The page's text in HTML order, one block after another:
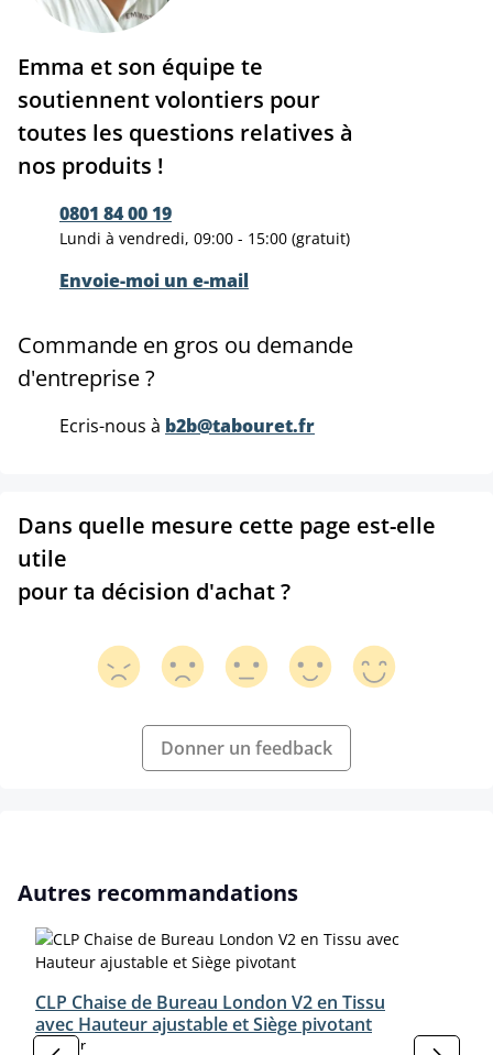
Emma et son équipe te
soutiennent volontiers pour
toutes les questions relatives à
nos produits !
0801 84 00 19
Lundi à vendredi, 09:00 - 15:00 (gratuit)
Envoie-moi un e-mail
Commande en gros ou demande
d'entreprise ?
Ecris-nous à b2b@tabouret.fr
Dans quelle mesure cette page est-elle
utile
pour ta décision d'achat ?
Donner un feedback
Ignorer la galerie de produits
Autres recommandations
CLP Chaise de Bureau London V2 en Tissu
avec Hauteur ajustable et Siège pivotant
Couleurselect